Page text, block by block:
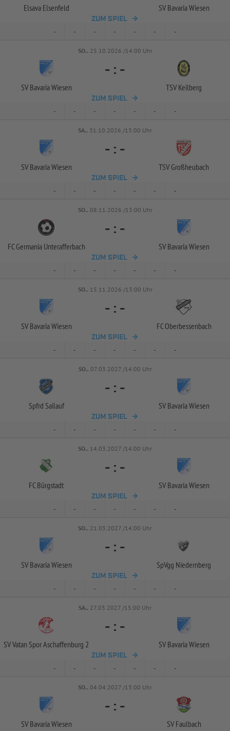
Elsava Elsenfeld SV Bavaria Wiesen
ZUM SPIEL
- - - - - - -
SO.. 25.10.2026 /14:00 Uhr
SV Bavaria Wiesen
- : -
TSV Keilberg
ZUM SPIEL
- - - - - - -
SA.. 31.10.2026 /13:00 Uhr
SV Bavaria Wiesen
- : -
TSV Großheubach
ZUM SPIEL
- - - - - - -
SO.. 08.11.2026 /13:00 Uhr
FC Germania Unterafferbach
- : -
SV Bavaria Wiesen
ZUM SPIEL
- - - - - - -
SO.. 15.11.2026 /13:00 Uhr
SV Bavaria Wiesen
- : -
FC Oberbessenbach
ZUM SPIEL
- - - - - - -
SO.. 07.03.2027 /14:00 Uhr
Spfrd Sailauf
- : -
SV Bavaria Wiesen
ZUM SPIEL
- - - - - - -
SO.. 14.03.2027 /14:00 Uhr
FC Bürgstadt
- : -
SV Bavaria Wiesen
ZUM SPIEL
- - - - - - -
SO.. 21.03.2027 /14:00 Uhr
SV Bavaria Wiesen
- : -
SpVgg Niedernberg
ZUM SPIEL
- - - - - - -
SA.. 27.03.2027 /15:00 Uhr
SV Vatan Spor Aschaffenburg 2
- : -
SV Bavaria Wiesen
ZUM SPIEL
- - - - - - -
SO.. 04.04.2027 /13:00 Uhr
SV Bavaria Wiesen
- : -
SV Faulbach